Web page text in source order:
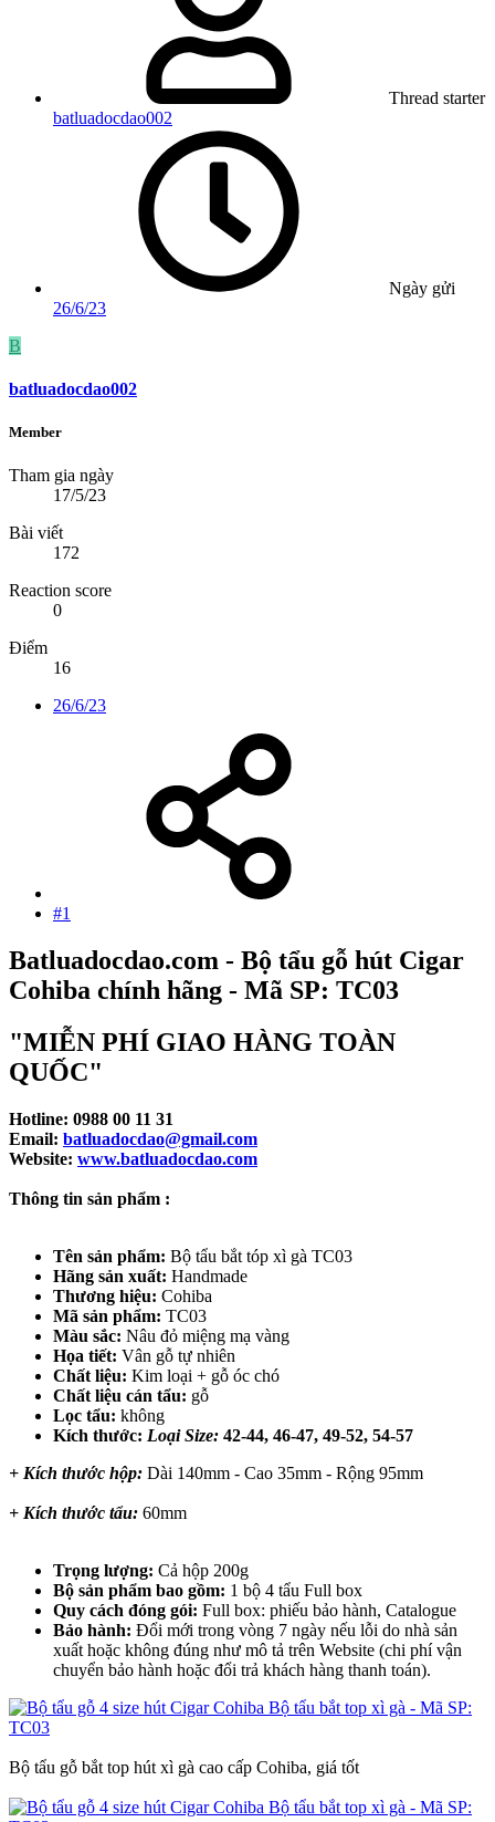
Thread starter
batluadocdao002
Ngày gửi
26/6/23
B
batluadocdao002
Member
Tham gia ngày
17/5/23
Bài viết
172
Reaction score
0
Điểm
16
26/6/23
#1
Batluadocdao.com - Bộ tẩu gỗ hút Cigar
Cohiba chính hãng - Mã SP: TC03
"MIỄN PHÍ GIAO HÀNG TOÀN
QUỐC"
Hotline: 0988 00 11 31
Email: batluadocdao@gmail.com
Website: www.batluadocdao.com
Thông tin sản phẩm :
Tên sản phẩm: Bộ tẩu bắt tóp xì gà TC03
Hãng sản xuất: Handmade
Thương hiệu: Cohiba
Mã sản phẩm: TC03
Màu sắc: Nâu đỏ miệng mạ vàng
Họa tiết: Vân gỗ tự nhiên
Chất liệu: Kim loại + gỗ óc chó
Chất liệu cán tẩu: gỗ
Lọc tẩu: không
Kích thước: Loại Size: 42-44, 46-47, 49-52, 54-57
+ Kích thước hộp: Dài 140mm - Cao 35mm - Rộng 95mm
+ Kích thước tẩu: 60mm
Trọng lượng: Cả hộp 200g
Bộ sản phẩm bao gồm: 1 bộ 4 tẩu Full box
Quy cách đóng gói: Full box: phiếu bảo hành, Catalogue
Bảo hành: Đổi mới trong vòng 7 ngày nếu lỗi do nhà sản
xuất hoặc không đúng như mô tả trên Website (chi phí vận
chuyển bảo hành hoặc đổi trả khách hàng thanh toán).
Bộ tẩu gỗ bắt top hút xì gà cao cấp Cohiba, giá tốt